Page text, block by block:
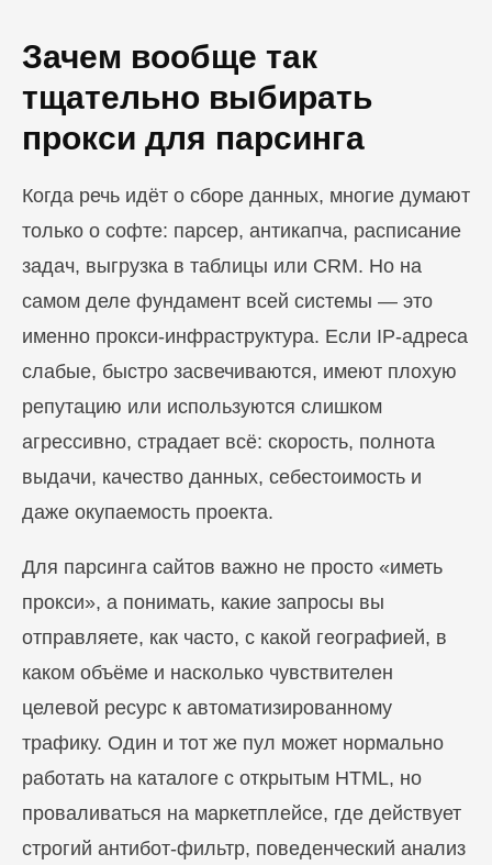
Зачем вообще так
тщательно выбирать
прокси для парсинга
Когда речь идёт о сборе данных, многие думают
только о софте: парсер, антикапча, расписание
задач, выгрузка в таблицы или CRM. Но на
самом деле фундамент всей системы — это
именно прокси-инфраструктура. Если IP-адреса
слабые, быстро засвечиваются, имеют плохую
репутацию или используются слишком
агрессивно, страдает всё: скорость, полнота
выдачи, качество данных, себестоимость и
даже окупаемость проекта.
Для парсинга сайтов важно не просто «иметь
прокси», а понимать, какие запросы вы
отправляете, как часто, с какой географией, в
каком объёме и насколько чувствителен
целевой ресурс к автоматизированному
трафику. Один и тот же пул может нормально
работать на каталоге с открытым HTML, но
проваливаться на маркетплейсе, где действует
строгий антибот-фильтр, поведенческий анализ